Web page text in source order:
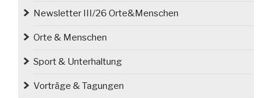
Newsletter III/26 Orte&Menschen
Orte & Menschen
Sport & Unterhaltung
Vorträge & Tagungen